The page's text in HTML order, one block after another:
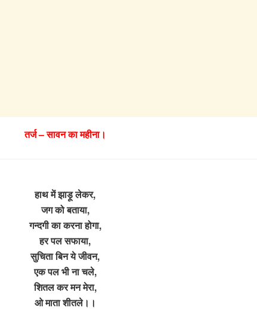
तर्ज – सावन का महीना।
हाथ में झाड़ू लेकर,
जग को बताया,
गन्दगी का करना होगा,
हर पल सफाया,
सुचिता बिन ये जीवन,
एक पल भी ना चले,
शितल कर मन मेरा,
ओ माता शीतले।।